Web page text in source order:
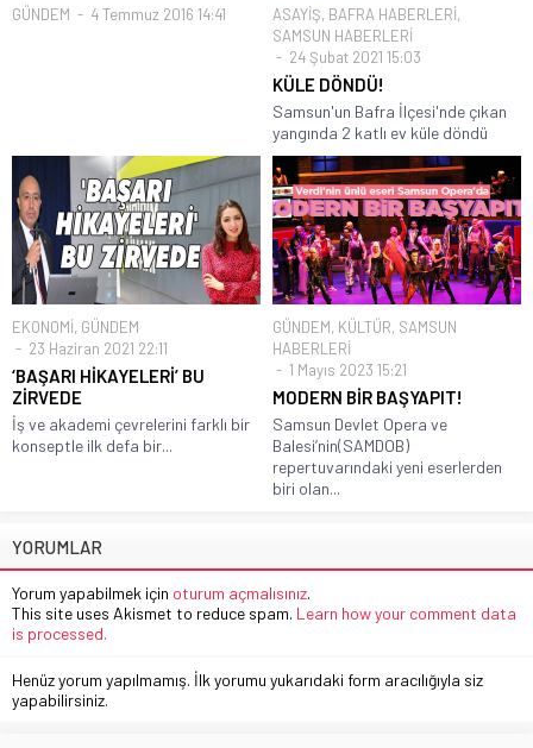
GÜNDEM 4 Temmuz 2016 14:41 ASAYİŞ, BAFRA HABERLERİ,
SAMSUN HABERLERİ
24 Şubat 2021 15:03
KÜLE DÖNDÜ!
Samsun'un Bafra İlçesi'nde çıkan
yangında 2 katlı ev küle döndü
EKONOMİ, GÜNDEM
23 Haziran 2021 22:11
‘BAŞARI HİKAYELERİ’ BU
ZİRVEDE
İş ve akademi çevrelerini farklı bir
konseptle ilk defa bir...
GÜNDEM, KÜLTÜR, SAMSUN
HABERLERİ
1 Mayıs 2023 15:21
MODERN BİR BAŞYAPIT!
Samsun Devlet Opera ve
Balesi’nin(SAMDOB)
repertuvarındaki yeni eserlerden
biri olan...
YORUMLAR
Yorum yapabilmek için oturum açmalısınız.
This site uses Akismet to reduce spam. Learn how your comment data
is processed.
Henüz yorum yapılmamış. İlk yorumu yukarıdaki form aracılığıyla siz
yapabilirsiniz.